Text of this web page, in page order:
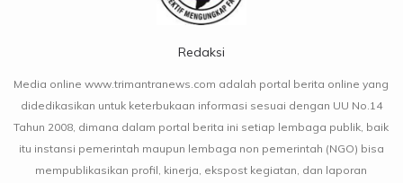
Redaksi
Media online www.trimantranews.com adalah portal berita online yang
didedikasikan untuk keterbukaan informasi sesuai dengan UU No.14
Tahun 2008, dimana dalam portal berita ini setiap lembaga publik, baik
itu instansi pemerintah maupun lembaga non pemerintah (NGO) bisa
mempublikasikan profil, kinerja, ekspost kegiatan, dan laporan